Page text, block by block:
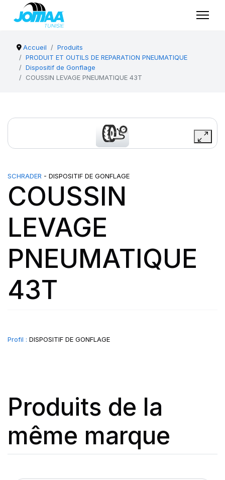
Accueil
Produits
PRODUIT ET OUTILS DE REPARATION PNEUMATIQUE
Dispositif de Gonflage
COUSSIN LEVAGE PNEUMATIQUE 43T
SCHRADER - DISPOSITIF DE GONFLAGE
COUSSIN
LEVAGE
PNEUMATIQUE
43T
Profil : DISPOSITIF DE GONFLAGE
Produits de la
même marque